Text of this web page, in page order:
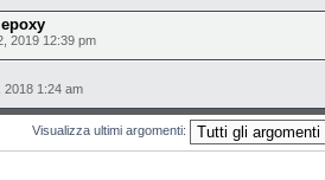
2019 12:39 pm
2018 1:24 am
Visualizza ultimi argomenti: